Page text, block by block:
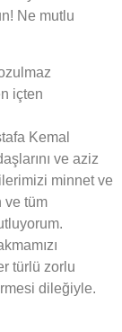
Ne mutlu
içten
Kemal
ve aziz
minnet ve
ve tüm
türlü zorlu
dileğiyle.